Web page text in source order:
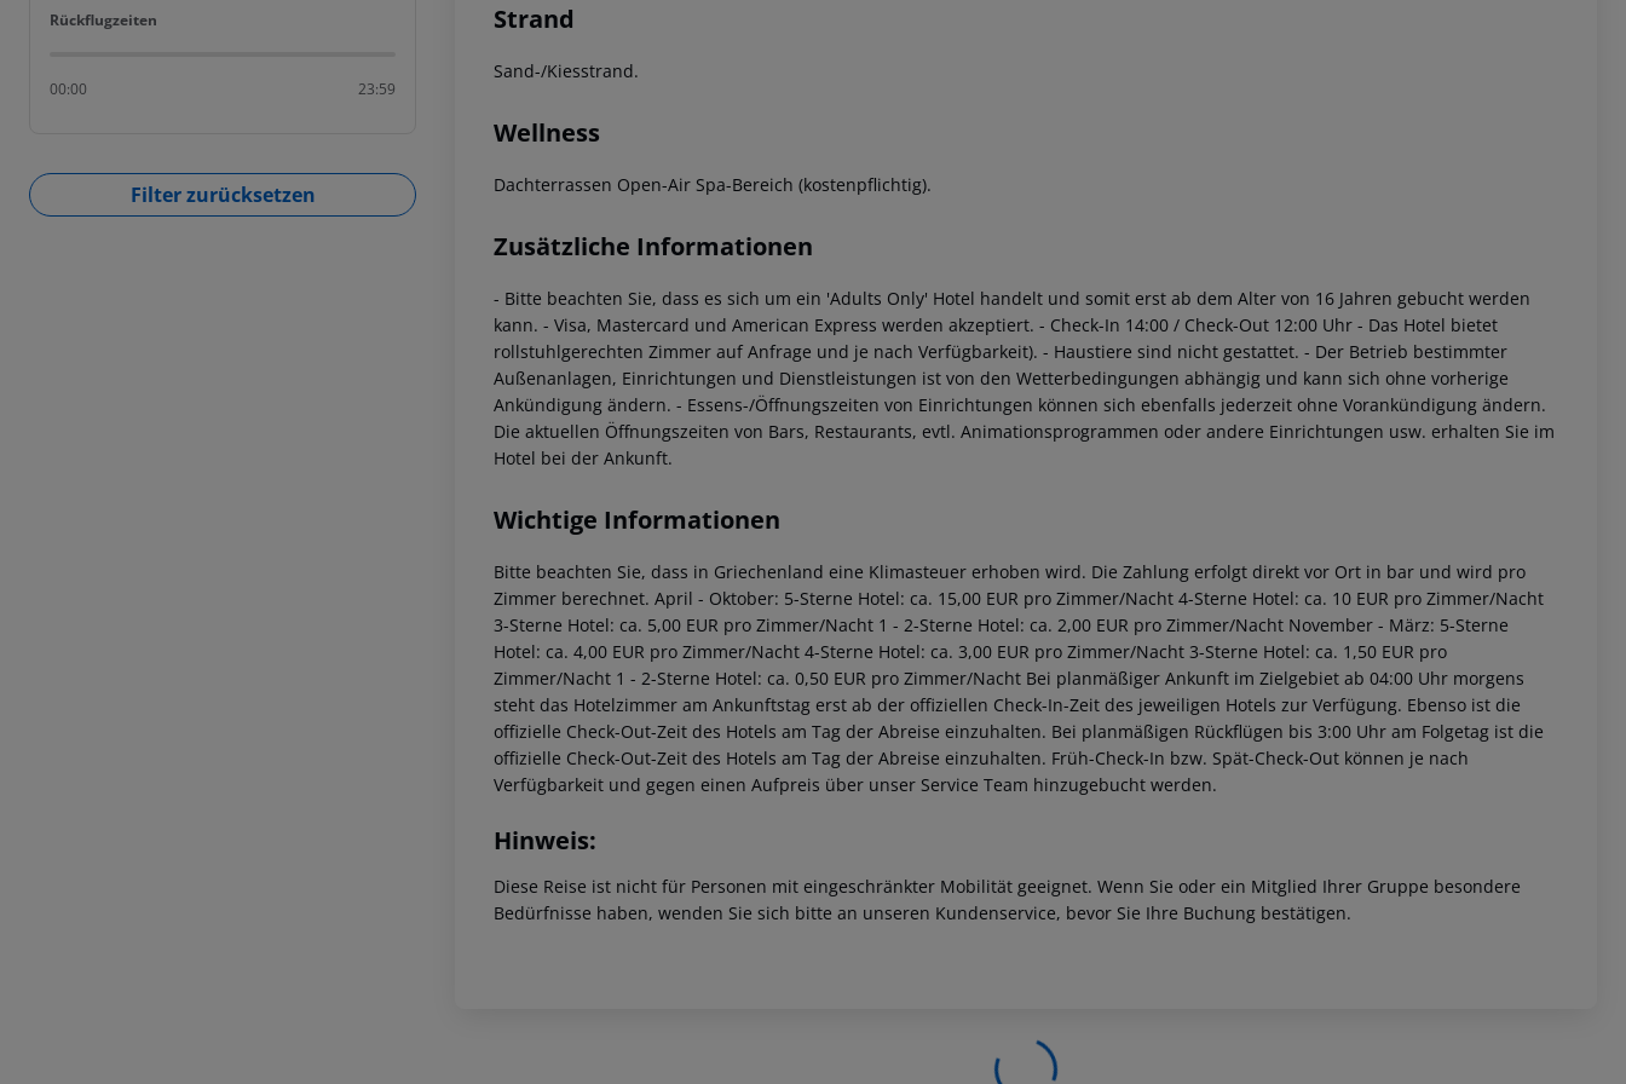
Rückflugzeiten
Rückflugzeiten
00:00 23:59
Filter zurücksetzen
Strand
Sand-/Kiesstrand.
Wellness
Dachterrassen Open-Air Spa-Bereich (kostenpflichtig).
Zusätzliche Informationen
- Bitte beachten Sie, dass es sich um ein 'Adults Only' Hotel handelt und somit erst ab dem Alter von 16 Jahren gebucht werden
kann. - Visa, Mastercard und American Express werden akzeptiert. - Check-In 14:00 / Check-Out 12:00 Uhr - Das Hotel bietet
rollstuhlgerechten Zimmer auf Anfrage und je nach Verfügbarkeit). - Haustiere sind nicht gestattet. - Der Betrieb bestimmter
Außenanlagen, Einrichtungen und Dienstleistungen ist von den Wetterbedingungen abhängig und kann sich ohne vorherige
Ankündigung ändern. - Essens-/Öffnungszeiten von Einrichtungen können sich ebenfalls jederzeit ohne Vorankündigung ändern.
Die aktuellen Öffnungszeiten von Bars, Restaurants, evtl. Animationsprogrammen oder andere Einrichtungen usw. erhalten Sie im
Hotel bei der Ankunft.
Wichtige Informationen
Bitte beachten Sie, dass in Griechenland eine Klimasteuer erhoben wird. Die Zahlung erfolgt direkt vor Ort in bar und wird pro
Zimmer berechnet. April - Oktober: 5-Sterne Hotel: ca. 15,00 EUR pro Zimmer/Nacht 4-Sterne Hotel: ca. 10 EUR pro Zimmer/Nacht
3-Sterne Hotel: ca. 5,00 EUR pro Zimmer/Nacht 1 - 2-Sterne Hotel: ca. 2,00 EUR pro Zimmer/Nacht November - März: 5-Sterne
Hotel: ca. 4,00 EUR pro Zimmer/Nacht 4-Sterne Hotel: ca. 3,00 EUR pro Zimmer/Nacht 3-Sterne Hotel: ca. 1,50 EUR pro
Zimmer/Nacht 1 - 2-Sterne Hotel: ca. 0,50 EUR pro Zimmer/Nacht Bei planmäßiger Ankunft im Zielgebiet ab 04:00 Uhr morgens
steht das Hotelzimmer am Ankunftstag erst ab der offiziellen Check-In-Zeit des jeweiligen Hotels zur Verfügung. Ebenso ist die
offizielle Check-Out-Zeit des Hotels am Tag der Abreise einzuhalten. Bei planmäßigen Rückflügen bis 3:00 Uhr am Folgetag ist die
offizielle Check-Out-Zeit des Hotels am Tag der Abreise einzuhalten. Früh-Check-In bzw. Spät-Check-Out können je nach
Verfügbarkeit und gegen einen Aufpreis über unser Service Team hinzugebucht werden.
Hinweis:
Diese Reise ist nicht für Personen mit eingeschränkter Mobilität geeignet. Wenn Sie oder ein Mitglied Ihrer Gruppe besondere
Bedürfnisse haben, wenden Sie sich bitte an unseren Kundenservice, bevor Sie Ihre Buchung bestätigen.